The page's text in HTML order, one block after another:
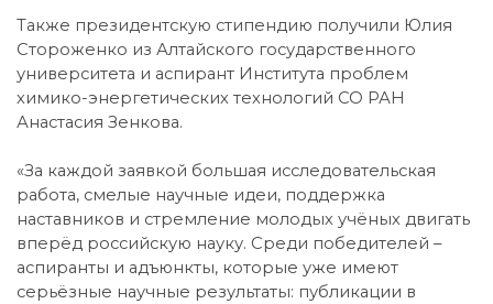
Также президентскую стипендию получили Юлия
Стороженко из Алтайского государственного
университета и аспирант Института проблем
химико-энергетических технологий СО РАН
Анастасия Зенкова.
«За каждой заявкой большая исследовательская
работа, смелые научные идеи, поддержка
наставников и стремление молодых учёных двигать
вперёд российскую науку. Среди победителей –
аспиранты и адъюнкты, которые уже имеют
серьёзные научные результаты: публикации в